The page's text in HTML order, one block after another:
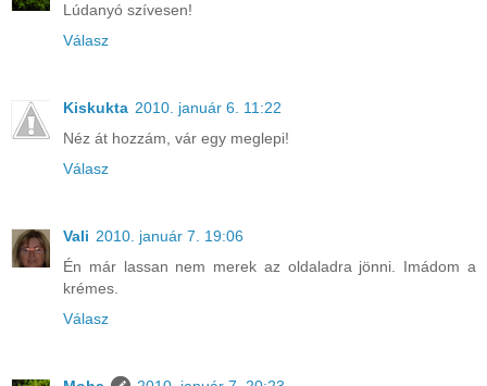
Lúdanyó szívesen!
Válasz
Kiskukta 2010. január 6. 11:22
Néz át hozzám, vár egy meglepi!
Válasz
Vali 2010. január 7. 19:06
Én már lassan nem merek az oldaladra jönni. Imádom a
krémes.
Válasz